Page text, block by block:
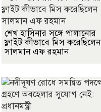
শেখ হাসিনার সঙ্গে পালানোর
ফ্লাইট কীভাবে মিস করেছিলেন
সালমান এফ রহমান